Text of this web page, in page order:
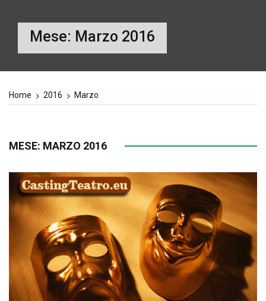
Mese: Marzo 2016
Home 2016 Marzo
MESE: MARZO 2016